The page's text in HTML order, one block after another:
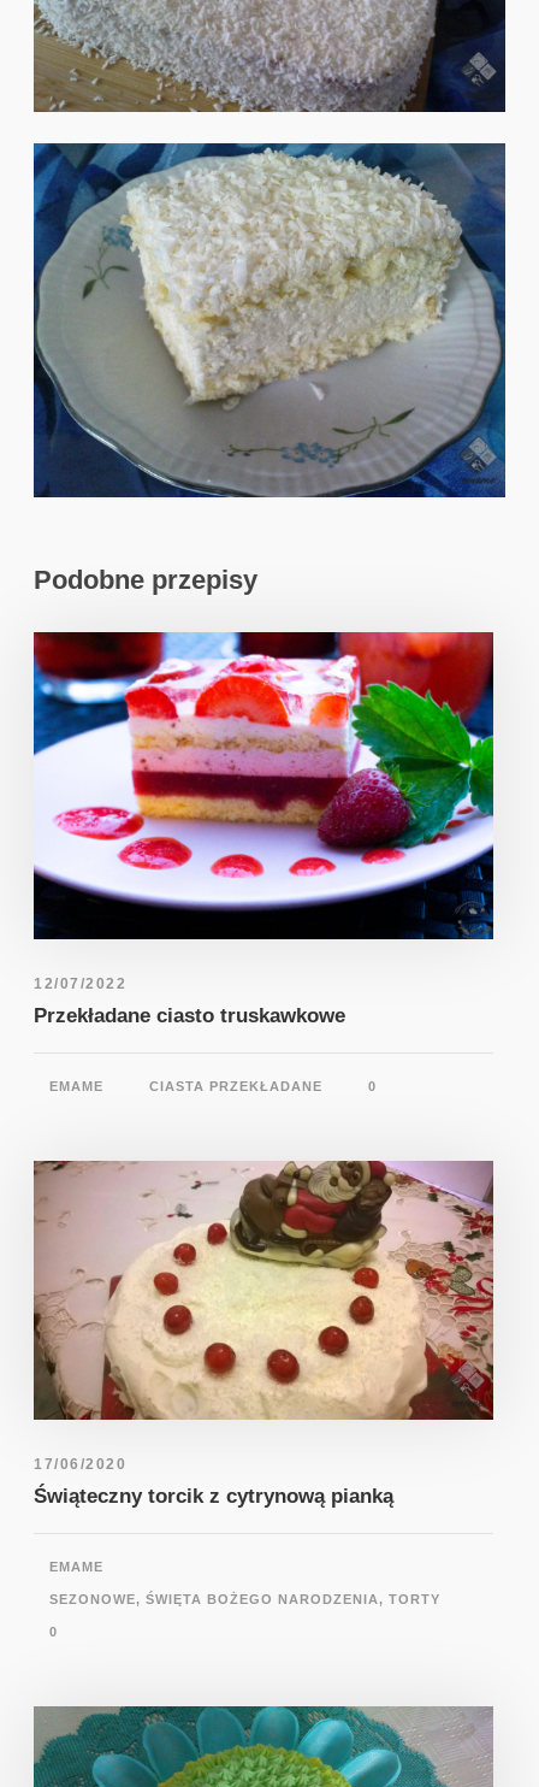
Podobne przepisy
12/07/2022
Przekładane ciasto truskawkowe
EMAME CIASTA PRZEKŁADANE 0
17/06/2020
Świąteczny torcik z cytrynową pianką
EMAME
SEZONOWE, ŚWIĘTA BOŻEGO NARODZENIA, TORTY
0